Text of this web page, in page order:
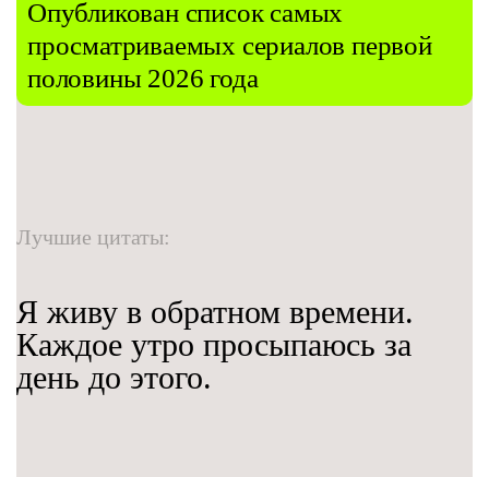
Опубликован список самых
просматриваемых сериалов первой
половины 2026 года
Лучшие цитаты:
Я живу в обратном времени.
Каждое утро просыпаюсь за
день до этого.